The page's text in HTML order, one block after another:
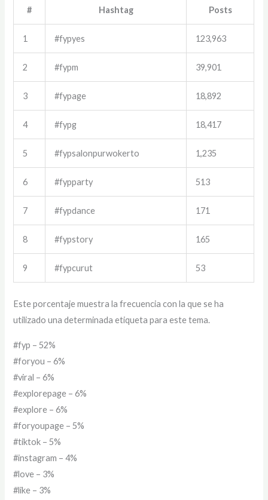
# Hashtag Posts
1 #fypyes 123,963
2 #fypm 39,901
3 #fypage 18,892
4 #fypg 18,417
5 #fypsalonpurwokerto 1,235
6 #fypparty 513
7 #fypdance 171
8 #fypstory 165
9 #fypcurut 53
Este porcentaje muestra la frecuencia con la que se ha
utilizado una determinada etiqueta para este tema.
#fyp – 52%
#foryou – 6%
#viral – 6%
#explorepage – 6%
#explore – 6%
#foryoupage – 5%
#tiktok – 5%
#instagram – 4%
#love – 3%
#like – 3%